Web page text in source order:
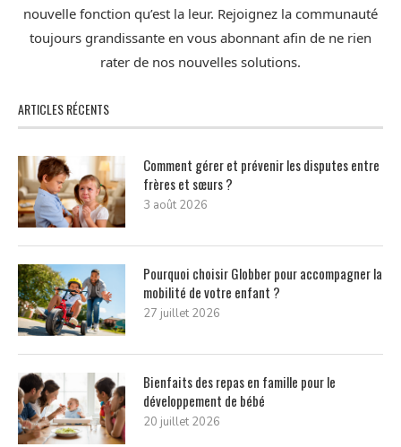
nouvelle fonction qu’est la leur. Rejoignez la communauté
toujours grandissante en vous abonnant afin de ne rien
rater de nos nouvelles solutions.
ARTICLES RÉCENTS
Comment gérer et prévenir les disputes entre
frères et sœurs ?
3 août 2026
Pourquoi choisir Globber pour accompagner la
mobilité de votre enfant ?
27 juillet 2026
Bienfaits des repas en famille pour le
développement de bébé
20 juillet 2026